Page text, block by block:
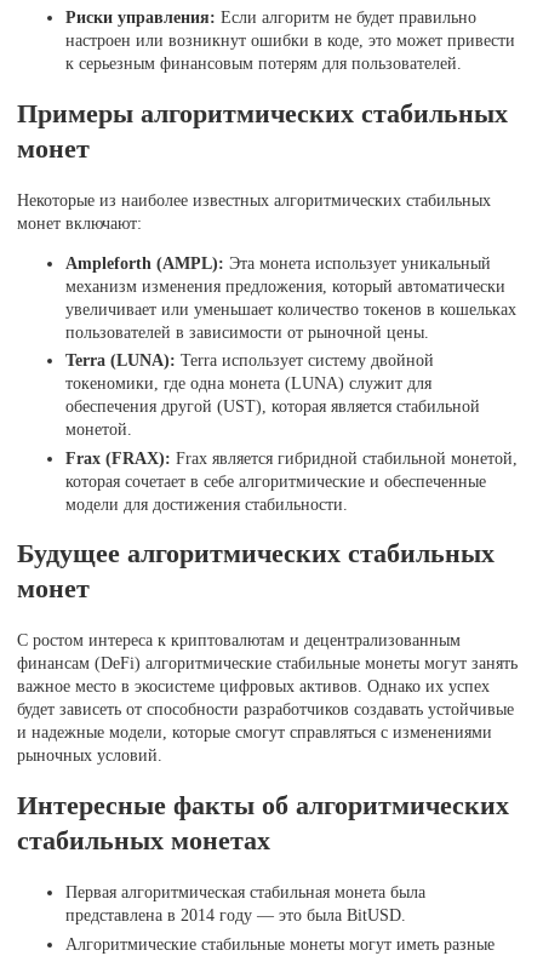
Риски управления: Если алгоритм не будет правильно
настроен или возникнут ошибки в коде, это может привести
к серьезным финансовым потерям для пользователей.
Примеры алгоритмических стабильных
монет
Некоторые из наиболее известных алгоритмических стабильных
монет включают:
Ampleforth (AMPL): Эта монета использует уникальный
механизм изменения предложения, который автоматически
увеличивает или уменьшает количество токенов в кошельках
пользователей в зависимости от рыночной цены.
Terra (LUNA): Terra использует систему двойной
токеномики, где одна монета (LUNA) служит для
обеспечения другой (UST), которая является стабильной
монетой.
Frax (FRAX): Frax является гибридной стабильной монетой,
которая сочетает в себе алгоритмические и обеспеченные
модели для достижения стабильности.
Будущее алгоритмических стабильных
монет
С ростом интереса к криптовалютам и децентрализованным
финансам (DeFi) алгоритмические стабильные монеты могут занять
важное место в экосистеме цифровых активов. Однако их успех
будет зависеть от способности разработчиков создавать устойчивые
и надежные модели, которые смогут справляться с изменениями
рыночных условий.
Интересные факты об алгоритмических
стабильных монетах
Первая алгоритмическая стабильная монета была
представлена в 2014 году — это была BitUSD.
Алгоритмические стабильные монеты могут иметь разные